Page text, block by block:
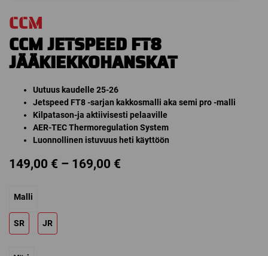
CCM
CCM JETSPEED FT8
JÄÄKIEKKOHANSKAT
Uutuus kaudelle 25-26
Jetspeed FT8 -sarjan kakkosmalli aka semi pro -malli
Kilpatason-ja aktiivisesti pelaaville
AER-TEC Thermoregulation System
Luonnollinen istuvuus heti käyttöön
149,00 € – 169,00 €
Malli
SR JR